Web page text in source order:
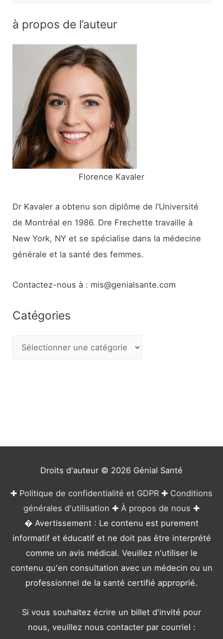
h
:
à propos de l’auteur
Florence Kavaler
Dr Kavaler a obtenu son diplôme de l’Université
de Montréal en 1986. Dre Frechette travaille à
New York, NY et se spécialise dans la médecine
générale et la santé des femmes.
Contactez-nous à : mis@genialsante.com
Catégories
Droits d'auteur © 2026 Génial Santé
✚ Politique de confidentialité et GDPR ✚ Conditions
générales d'utilisation ✚ À propos de nous ✚
� Avertissement : Le contenu est purement
informatif et éducatif et ne doit pas être interprété
comme un avis médical. Veuillez n'utiliser le
contenu qu'en consultation avec un médecin ou un
professionnel de la santé certifié approprié.
Si vous souhaitez écrire un billet d'invité pour
nous, veuillez nous contacter par courriel :